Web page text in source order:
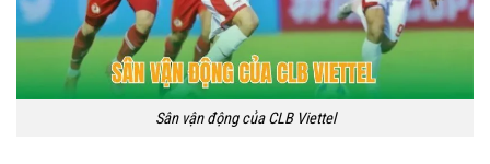
Sân vận động của CLB Viettel